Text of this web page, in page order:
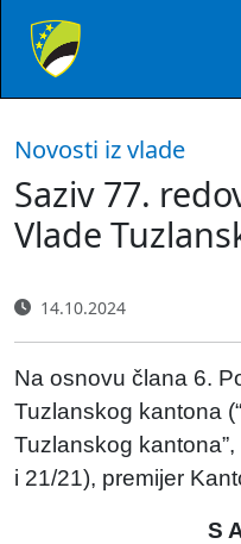
Novosti iz vlade
Saziv 77.
Vlade
14.10.2024
Na osnovu člana 6.
Tuzlanskog kantona
Tuzlanskog
i 21/21), premijer
S